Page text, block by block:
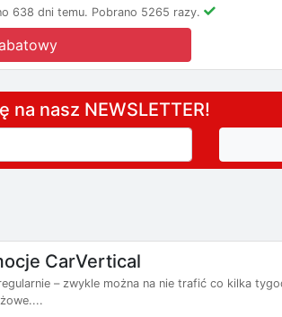
638 dni temu. Pobrano 5265 razy.
nasz NEWSLETTER!
CarVertical
– zwykle można na nie trafić co kilka